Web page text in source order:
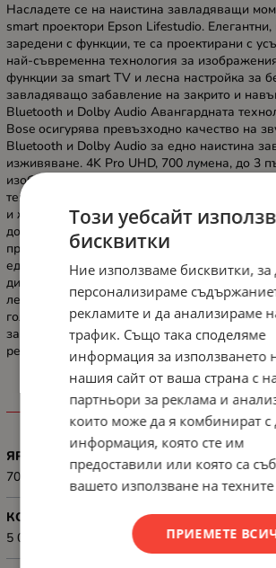
Насладете се на наистина завладяващи
smart проектори Epson Lifestudio. Елегантни,
заредени с функции, те са проектирани с
най-съвременна технология за
функции за smart TV и лесна настройка за
завладяващо забавление на закрито и
Bluetooth и Dolby Audio Авангардната
Bose осигурява превъзходно качество на
Bluetooth и Dolby Audio за едно наистина
изживяване. 4K Pro UHD, 700 лумена, до 3
изображения* Зашеметяващите
технологията 3LCD x RGBLED от Epson,
и живи изображения. Google TV и Google
достъп до над 400 000 филма и предавания
приложения и абонаменти, като Netflix и
едно място. Интелигентна незабавна
дизайн за безпроблемна употреба на
лесна настройка за лесна преносимост.
голям екран Размер на екрана до 150 инча
завладяващо забавление у дома или в
режим за игри за подобрен геймплей.
ЯРКОСТ (ЛУМЕНИ)
700 lumens
КОНТРАСТ
5 000 000 : 1
Този уебсайт
бисквитки
Ние използваме бисквитки, за
персонализираме
рекламите и да анализираме
трафик. Също така споделяме
информация за използването
нашия сайт от ваша страна с
партньори за реклама и
които може да я комбинират с
информация, която сте им
предоставили или която са
вашето използване на техните
ПРИЕМЕТЕ